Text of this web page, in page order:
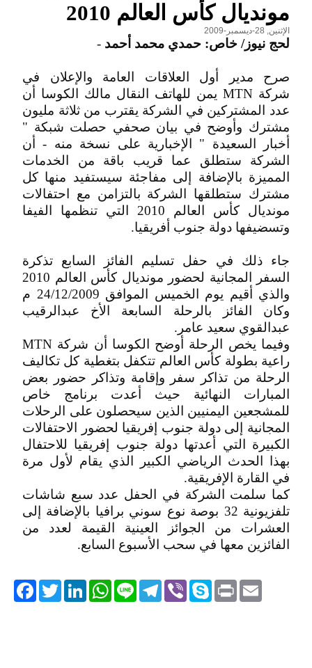
مونديال كأس العالم 2010
الإثنين, 28-ديسمبر-2009
لحج نيوز/ خاص: حمدي محمد أحمد -
صرح مدير أول العلاقات العامة والإعلان في
شركةMTN ‎‏ يمن للهاتف النقال مالك الكوسا أن
عدد المشتركين في الشركة يقترب من ثلاثة مليون
مشترك وأوضح في بيان صحفي حصلت شبكة "
أخبار السعيدة " الإخبارية على نسخة منه - أن
الشركة ستطلق عما قريب باقة من الخدمات
المميزة بالإضافة إلى مفاجئة سيستفيد منها كل
مشترك ستطلقها الشركة بالتزامن مع احتفالات
مونديال كأس العالم 2010 التي تنظمها الفيفا
وتسضيفها دولة جنوب أفريقيا.
جاء ذلك في حفل تسليم الفائز السابع تذكرة
السفر المجانية لحضور مونديال كأس العالم 2010
والذي أقيم يوم الخميس الموافق 24/12/2009 م
وكان الفائز بالرحلة السابعة الأخ عبدالرقيب
عبدالقوي سعيد عامر.
راعية بطولة كأس العالم تتكفل بتغطية كل تكاليف
الرحلة من تذاكر سفر وإقامة وتذاكر حضور بعض
المبارات النهائية حيث أعدت برنامج خاص
للمشجعين اليمنيين الذين سيحصلون على الرحلات
المجانية إلى دولة جنوب إفريقيا لحضور الاحتفالات
الكبيرة التي أعدتها دولة جنوب إفريقيا للاحتفال
بهذا الحدث الرياضي الكبير الذي يقام لأول مرة
في القارة الإفريقية.
كما سلمت الشركة في الحفل عدد سبع شاشات
تلفزيونية 32 بوصة نوع سوني برافيا بالإضافة إلى
العشرات من الجوائز العينية القيمة لعدد من
الفائزين معها في سحب الأسبوع السابع.
TwitterLinkedIn
WhatsApp Line
Telegram ViberSkype PrintEmail